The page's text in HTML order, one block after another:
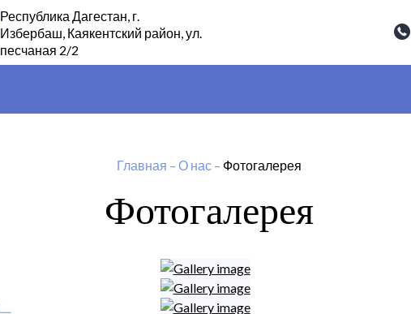
Республика Дагестан, г.
Избербаш, Каякентский район, ул.
песчаная 2/2
Главная – О нас – Фотогалерея
Фотогалерея